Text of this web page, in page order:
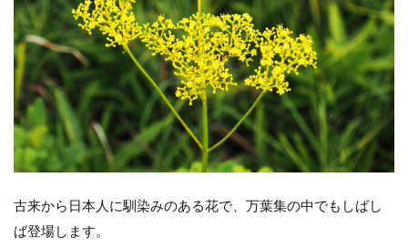
古来から日本人に馴染みのある花で、万葉集の中でもしばし
ば登場します。